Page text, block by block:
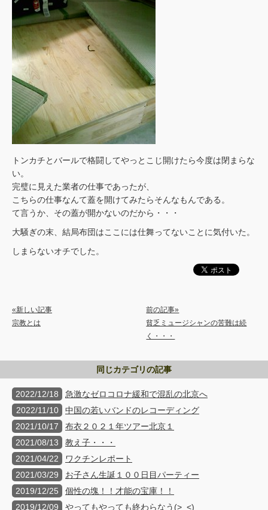
トンカチとバールで格闘してやっとこじ開けたら今度は閉まらな
い。
完璧に見えた業者の仕事であったが、
こちらの仕事なんて蓋を開けてみたらそんなもんである。
て言うか、その蓋が開かないのだから・・・
大騒ぎの末、結局布団はここには仕舞ってないことに気付いた。
しまらないオチでした。
«新しい記事
宗教とは
前の記事»
貧乏ミュージシャンの苦難は続
く・・・
同じカテゴリの記事
2022/12/18
急激なゼロコロナ緩和で混乱の北京へ
2022/11/10
中国の若いバンドのレコーディング
2021/10/17
布衣２０２１年ツアー北京１
2021/08/13
教え子・・・
2021/04/22
ワクチンレポート
2021/03/29
お子さん生誕１００日目パーティー
2019/12/25
個性の塊！！才能の宝庫！！
2019/12/09
やってもやっても終わらなう(>_<)